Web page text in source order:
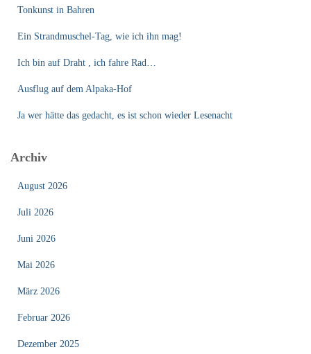
Tonkunst in Bahren
Ein Strandmuschel-Tag, wie ich ihn mag!
Ich bin auf Draht , ich fahre Rad…
Ausflug auf dem Alpaka-Hof
Ja wer hätte das gedacht, es ist schon wieder Lesenacht
Archiv
August 2026
Juli 2026
Juni 2026
Mai 2026
März 2026
Februar 2026
Dezember 2025